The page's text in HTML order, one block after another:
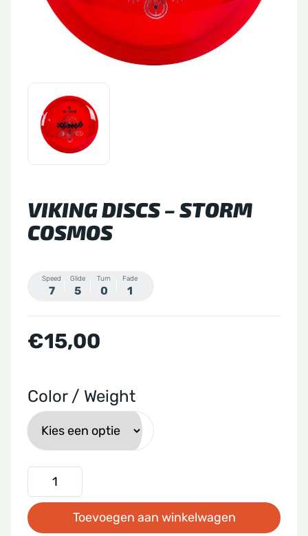
Sacs
VIKING DISCS – STORM
COSMOS
Speed
7
Glide
5
Turn
0
Fade
1
€15,00
Color / Weight
Viking
Discs
-
Toevoegen aan winkelwagen